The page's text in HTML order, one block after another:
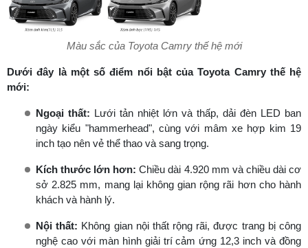
Màu sắc của Toyota Camry thế hệ mới
Dưới đây là một số điểm nổi bật của Toyota Camry thế hệ
mới:
Ngoại thất: Lưới tản nhiệt lớn và thấp, dải đèn LED ban
ngày kiểu "hammerhead", cùng với mâm xe hợp kim 19
inch tạo nên vẻ thể thao và sang trọng.
Kích thước lớn hơn: Chiều dài 4.920 mm và chiều dài cơ
sở 2.825 mm, mang lại không gian rộng rãi hơn cho hành
khách và hành lý.
Nội thất: Không gian nội thất rộng rãi, được trang bị công
nghệ cao với màn hình giải trí cảm ứng 12,3 inch và đồng